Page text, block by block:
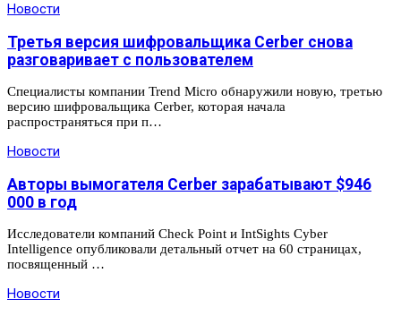
Новости
Третья версия шифровальщика Cerber снова
разговаривает с пользователем
Специалисты компании Trend Micro обнаружили новую, третью
версию шифровальщика Cerber, которая начала
распространяться при п…
Новости
Авторы вымогателя Cerber зарабатывают $946
000 в год
Исследователи компаний Check Point и IntSights Cyber
Intelligence опубликовали детальный отчет на 60 страницах,
посвященный …
Новости